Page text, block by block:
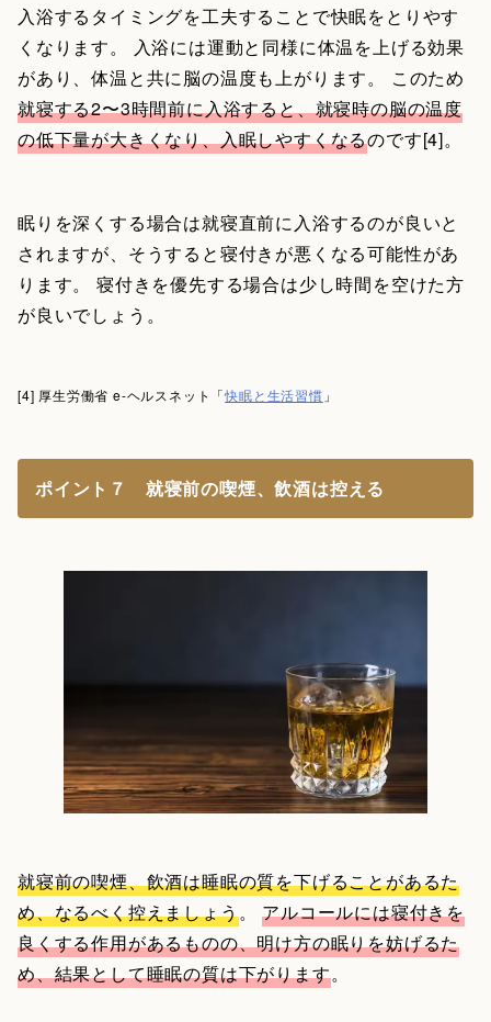
入浴するタイミングを工夫することで快眠をとりやす
くなります。 入浴には運動と同様に体温を上げる効果
があり、体温と共に脳の温度も上がります。 このため
就寝する2〜3時間前に入浴すると、就寝時の脳の温度
の低下量が大きくなり、入眠しやすくなるのです[4]。
眠りを深くする場合は就寝直前に入浴するのが良いと
されますが、そうすると寝付きが悪くなる可能性があ
ります。 寝付きを優先する場合は少し時間を空けた方
が良いでしょう。
[4] 厚生労働省 e-ヘルスネット「快眠と生活習慣 」
ポイント７ 就寝前の喫煙、飲酒は控える
就寝前の喫煙、飲酒は睡眠の質を下げることがあるた
め、なるべく控えましょう。アルコールには寝付きを
良くする作用があるものの、明け方の眠りを妨げるた
め、結果として睡眠の質は下がります。